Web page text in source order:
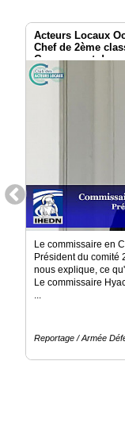
Vidéos
Médias
annuaire
pro
Accès
Acteurs Locaux
Chef de 2ème
Groupement de
Le commissaire en
Président du comité
nous explique, ce
Le commissaire
...
Reportage / Armée